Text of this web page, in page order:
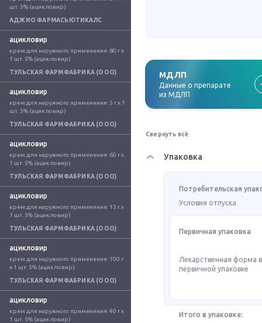
шт. 5% (ацикловир)
АДЖИО ФАРМАСЬЮТИКАЛС
ацикловир
крем для наружного применения: 80 г x
1 шт. 5% (ацикловир)
ТУЛЬСКАЯ ФАРМФАБРИКА (ООО)
ацикловир
крем для наружного применения: 5 г x 1
шт. 5% (ацикловир)
ТУЛЬСКАЯ ФАРМФАБРИКА (ООО)
ацикловир
крем для наружного применения: 60 г x
1 шт. 5% (ацикловир)
ТУЛЬСКАЯ ФАРМФАБРИКА (ООО)
ацикловир
крем для наружного применения: 15 г x
1 шт. 5% (ацикловир)
ТУЛЬСКАЯ ФАРМФАБРИКА (ООО)
ацикловир
крем для наружного применения: 100 г
x 1 шт. 5% (ацикловир)
ТУЛЬСКАЯ ФАРМФАБРИКА (ООО)
ацикловир
крем для наружного применения: 40 г x
1 шт. 5% (ацикловир)
МДЛП
Данные о препарате
из МДЛП
Свернуть всё
Упаковка
Потребительская
Условия отпуска
Первичная упаковка
Лекарственная форма
первичной упаковке
Итого в упаковке: